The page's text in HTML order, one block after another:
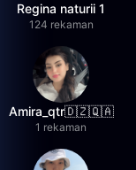
Regina naturii 1
124 rekaman
Amira_qtr🇩🇿🇶🇦
1 rekaman